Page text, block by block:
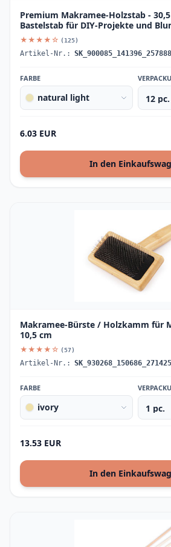
Premium Makramee-Holzstab -
Bastelstab für DIY-Projekte und
★★★★☆ (125)
Artikel-Nr.: SK_900085_141396_257888
FARBE
natural light
6.03 EUR
In den
Makramee-Bürste / Holzkamm für
10,5 cm
★★★★☆ (57)
Artikel-Nr.: SK_930268_150686_271425
FARBE
ivory
13.53 EUR
In den